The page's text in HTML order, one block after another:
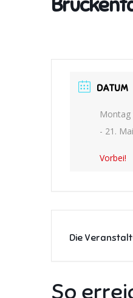
DATUM
Montag
- 21.
Vorbei!
Die
So